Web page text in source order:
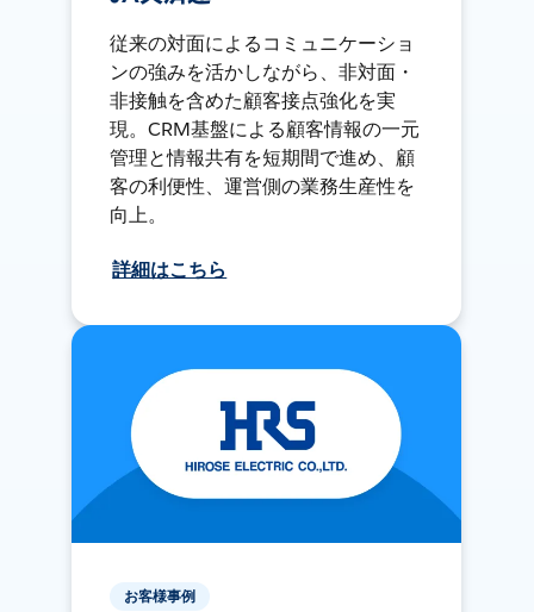
従来の対面によるコミュニケーショ
ンの強みを活かしながら、非対面・
非接触を含めた顧客接点強化を実
現。CRM基盤による顧客情報の一元
管理と情報共有を短期間で進め、顧
客の利便性、運営側の業務生産性を
向上。
詳細はこちら
お客様事例